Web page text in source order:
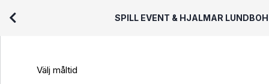
SPILL EVENT & HJALMAR
Välj måltid